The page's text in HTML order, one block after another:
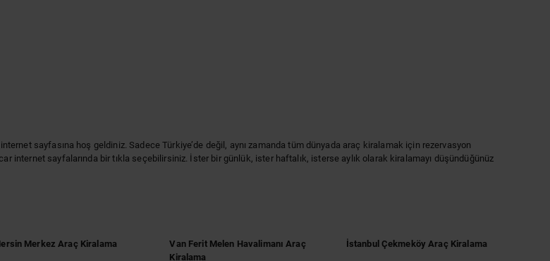
sayfasına hoş geldiniz. Sadece Türkiye’de değil, aynı zamanda tüm dünyada araç kiralamak için rezervasyon
internet sayfalarında bir tıkla seçebilirsiniz. İster bir günlük, ister haftalık, isterse aylık olarak kiralamayı düşündüğünüz
Merkez Araç Kiralama
Van Ferit Melen Havalimanı Araç
Kiralama
İstanbul Çekmeköy Araç Kiralama